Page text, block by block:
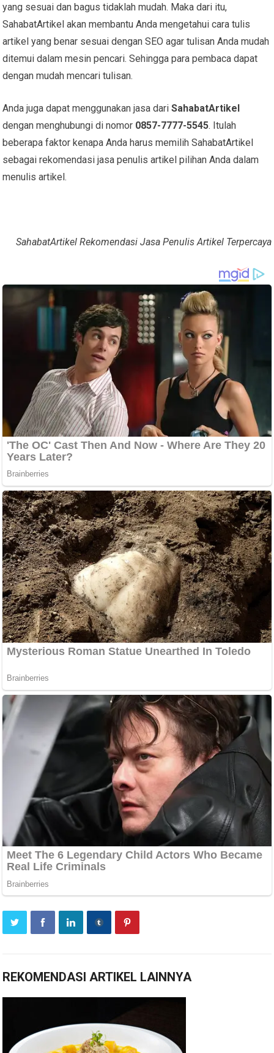
yang sesuai dan bagus tidaklah mudah. Maka dari itu,
SahabatArtikel akan membantu Anda mengetahui cara tulis
artikel yang benar sesuai dengan SEO agar tulisan Anda mudah
ditemui dalam mesin pencari. Sehingga para pembaca dapat
dengan mudah mencari tulisan.
Anda juga dapat menggunakan jasa dariSahabatArtikel
dengan menghubungi di nomor 0857-7777-5545. Itulah
beberapa faktor kenapa Anda harus memilih SahabatArtikel
sebagai rekomendasi jasa penulis artikel pilihan Anda dalam
menulis artikel.
SahabatArtikel Rekomendasi Jasa Penulis Artikel Terpercaya
REKOMENDASI ARTIKEL LAINNYA